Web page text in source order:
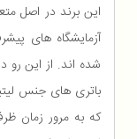
این برند در اصل
آزمایشگاه های
شده اند. از این رو
که به مرور زمان